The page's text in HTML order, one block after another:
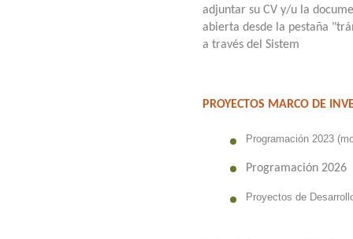
adjuntar su CV y/u la
abierta desde la pestaña
a través del Sistem
PROYECTOS MARCO DE
Programación 2023
Programación 2026
Proyectos de